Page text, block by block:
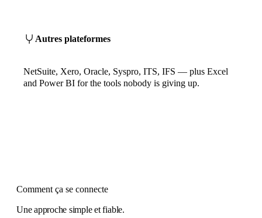
Autres plateformes
NetSuite, Xero, Oracle, Syspro, ITS, IFS — plus Excel
and Power BI for the tools nobody is giving up.
Comment ça se connecte
Une approche simple et fiable.